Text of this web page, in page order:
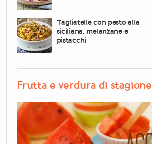
Tagliatelle con pesto alla
siciliana, melanzane e
pistacchi
Frutta e verdura di stagione